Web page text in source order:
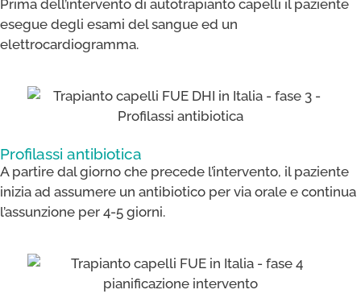
Prima dell’intervento di autotrapianto capelli il paziente
esegue degli esami del sangue ed un
elettrocardiogramma.
Profilassi antibiotica​
A partire dal giorno che precede l’intervento, il paziente
inizia ad assumere un antibiotico per via orale e continua
l’assunzione per 4-5 giorni.